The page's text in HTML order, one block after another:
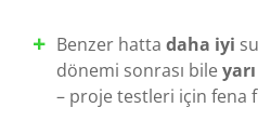
Benzer hattadaha iyi
dönemi sonrası bile
– proje testleri için fena